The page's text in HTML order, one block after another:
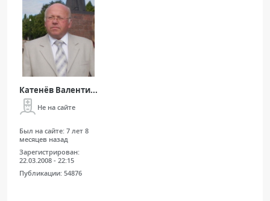
Катенёв Валенти...
Не на сайте
Был на сайте: 7 лет 8
месяцев назад
Зарегистрирован:
22.03.2008 - 22:15
Публикации: 54876